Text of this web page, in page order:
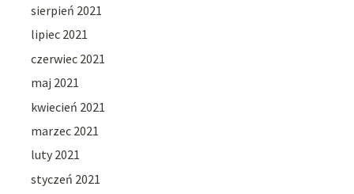
sierpień 2021
lipiec 2021
czerwiec 2021
maj 2021
kwiecień 2021
marzec 2021
luty 2021
styczeń 2021